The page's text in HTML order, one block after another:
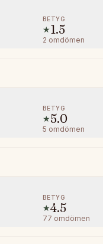
BETYG
★1.5
2 omdömen
BETYG
★5.0
5 omdömen
BETYG
★4.5
77 omdömen